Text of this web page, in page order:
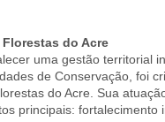
do Acre
uma gestão territorial
de Conservação, foi
do Acre. Sua
principais: fortalecimento